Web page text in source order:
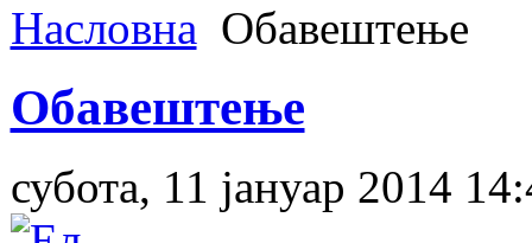
Насловна Обавештење
Обавештење
субота, 11 јануар 2014